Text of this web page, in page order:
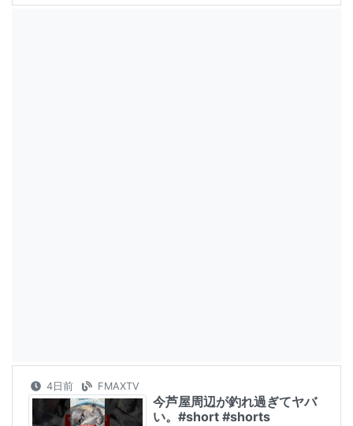
4日前 FMAXTV
今芦屋周辺が釣れ過ぎてヤバ
い。#short #shorts